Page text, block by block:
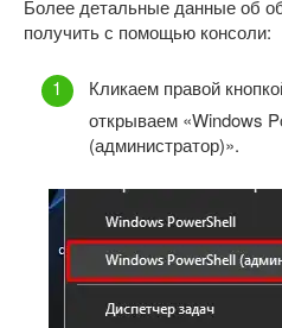
Более детальные данные об
получить с помощью консоли:
Кликаем правой
открываем «Windows
(администратор)».